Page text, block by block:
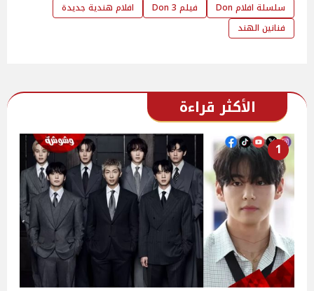
سلسلة افلام Don
فيلم Don 3
افلام هندية جديدة
فنانين الهند
الأكثر قراءة
1